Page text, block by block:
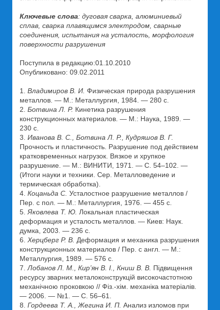
Ключевые слова: дуговая сварка, алюминиевый
сплав, сварка плавящимся электродом, сварные
соединения, испытания на усталость, морфология
поверхности разрушения
Поступила в редакцию:01.10.2010
Опубликовано: 09.02.2011
1. Владимиров В. И. Физическая природа разрушения
металлов. — М.: Металлургия, 1984. — 280 с.
2. Ботвина Л. Р. Кинетика разрушения
конструкционных материалов. — М.: Наука, 1989. —
230 с.
3. Иванова В. С., Ботвина Л. Р., Кудряшов В. Г.
Прочность и пластичность. Разрушение под действием
кратковременных нагрузок. Вязкое и хрупкое
разрушение. — М.: ВИНИТИ, 1971. — С. 54–102. —
(Итоги науки и техники. Сер. Металловедение и
термическая обработка).
4. Коцаньда С. Усталостное разрушение металлов /
Пер. с пол. — М.: Металлургия, 1976. — 455 с.
5. Яковлева Т. Ю. Локальная пластическая
деформация и усталость металлов. — Киев: Наук.
думка, 2003. — 236 с.
6. Херцберг Р. В. Деформация и механика разрушения
конструкционных материалов / Пер. с англ. — М.:
Металлургия, 1989. — 576 с.
7. Лобанов Л. М., Кир’ян В. І., Книш В. В. Підвищення
ресурсу зварних металоконструкцій високочастотною
механічною проковкою // Фіз.-хім. механіка матеріалів.
— 2006. — №1. — С. 56–61.
8. Гордеева Т. А., Жегина И. П. Анализ изломов при